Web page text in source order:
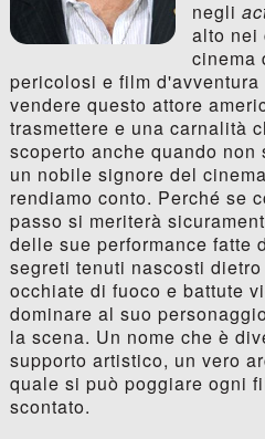
negli
alto nei
cinema
pericolosi e film
vendere questo attore
trasmettere e una carnalità
scoperto anche quando
un nobile signore del
rendiamo conto. Perché se
passo si meriterà
delle sue performance fatte
segreti tenuti nascosti
occhiate di fuoco e battute
dominare al suo
la scena. Un nome che è
supporto artistico, un vero
quale si può poggiare ogni
scontato.